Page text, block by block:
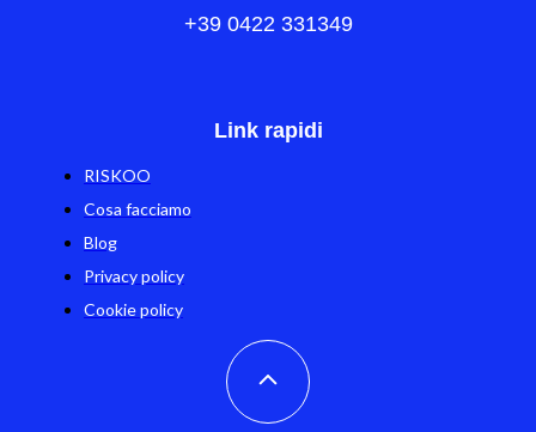
+39 0422 331349
Link rapidi
RISKOO
Cosa facciamo
Blog
Privacy policy
Cookie policy